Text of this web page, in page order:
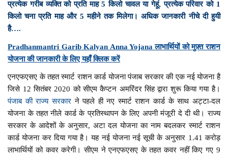
प्रत्येक गरीब व्यक्ति को प्रति माह 5 किलो चावल या गेहूं, प्रत्येक परिवार को 1
किलो चना प्रति माह और 5 महीने तक मिलेगा। अधिक जानकारी नीचे दी हुयी
है….
Pradhanmantri Garib Kalyan Anna Yojana लाभार्थियों को मुफ़्त राशन
योजना की जानकारी के लिए यहाँ क्लिक करें
एनएफएसए के तहत स्मार्ट राशन कार्ड योजना पंजाब सरकार की एक नई योजना है
जिसे 12 सितंबर 2020 को सीएम कैप्टन अमरिंदर सिंह द्वारा शुरू किया गया है।
पंजाब की राज्य सरकारने पहले ही नए स्मार्ट राशन कार्ड के साथ अट्टा-दल
योजना के तहत नीले कार्ड के प्रतिस्थापन के लिए अपनी मंजूरी दे दी थी। राज्य
सरकार के आदेशों के अनुसार, अटा दल योजना का नाम बदलकर स्मार्ट राशन
कार्ड योजना कर दिया गया है। यह नई योजना नई सूची के अनुसार 1.41 करोड़
लाभार्थियों को कवर करेगी। सीएम ने एनएफएसए के तहत कवर नहीं किए गए 9